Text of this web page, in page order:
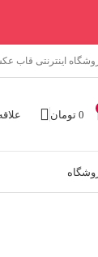
اینترنتی قاب
0 تومان